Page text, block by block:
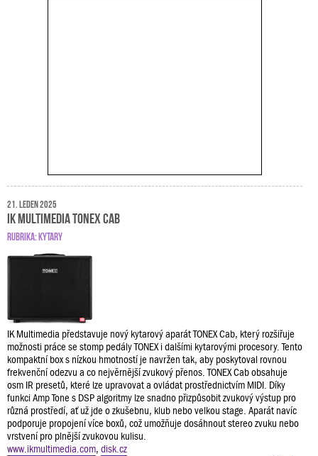
21. leden 2025
IK Multimedia TONEX Cab
RUBRIKA:KYTARY
IK Multimedia představuje nový kytarový aparát TONEX Cab, který rozšiřuje
možnosti práce se stomp pedály TONEX i dalšími kytarovými procesory. Tento
kompaktní box s nízkou hmotností je navržen tak, aby poskytoval rovnou
frekvenční odezvu a co nejvěrnější zvukový přenos. TONEX Cab obsahuje
osm IR presetů, které lze upravovat a ovládat prostřednictvím MIDI. Díky
funkci Amp Tone s DSP algoritmy lze snadno přizpůsobit zvukový výstup pro
různá prostředí, ať už jde o zkušebnu, klub nebo velkou stage. Aparát navíc
podporuje propojení více boxů, což umožňuje dosáhnout stereo zvuku nebo
vrstvení pro plnější zvukovou kulisu.
www.ikmultimedia.com, disk.cz